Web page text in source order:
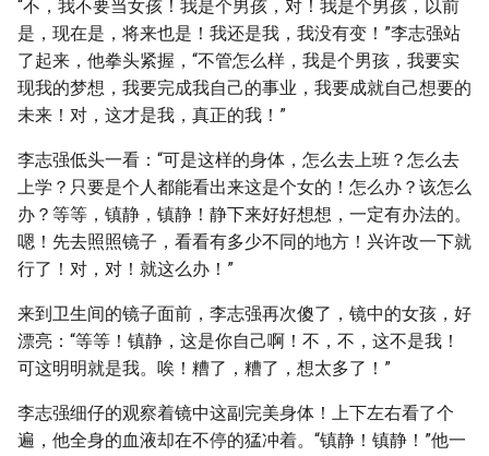
“不，我不要当女孩！我是个男孩，对！我是个男孩，以前
是，现在是，将来也是！我还是我，我没有变！”李志强站
了起来，他拳头紧握，“不管怎么样，我是个男孩，我要实
现我的梦想，我要完成我自己的事业，我要成就自己想要的
未来！对，这才是我，真正的我！”
李志强低头一看：“可是这样的身体，怎么去上班？怎么去
上学？只要是个人都能看出来这是个女的！怎么办？该怎么
办？等等，镇静，镇静！静下来好好想想，一定有办法的。
嗯！先去照照镜子，看看有多少不同的地方！兴许改一下就
行了！对，对！就这么办！”
来到卫生间的镜子面前，李志强再次傻了，镜中的女孩，好
漂亮：“等等！镇静，这是你自己啊！不，不，这不是我！
可这明明就是我。唉！糟了，糟了，想太多了！”
李志强细仔的观察着镜中这副完美身体！上下左右看了个
遍，他全身的血液却在不停的猛冲着。“镇静！镇静！”他一